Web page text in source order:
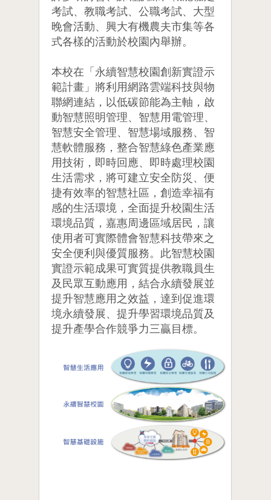
考試、教職考試、公職考試、大型
晚會活動、興大有機農夫市集等各
式各樣的活動於校園內舉辦。
本校在「永續智慧校園創新實證示
範計畫」將利用網路雲端科技與物
聯網連結，以低碳節能為主軸，啟
動智慧照明管理、智慧用電管理、
智慧安全管理、智慧場域服務、智
慧軟體服務，整合智慧綠色產業應
用技術，即時回應、即時處理校園
生活需求，將可建立安全防災、便
捷有效率的智慧社區，創造幸福有
感的生活環境，全面提升校園生活
環境品質，嘉惠周邊區域居民，讓
使用者可實際體會智慧科技帶來之
安全便利與優質服務。此智慧校園
實證示範成果可實質提供教職員生
及民眾互動應用，結合永續發展並
提升智慧應用之效益，達到促進環
境永續發展、提升學習環境品質及
提升產學合作競爭力三贏目標。